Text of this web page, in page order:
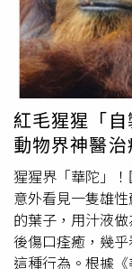
ape in our house
（mama）、「
單字。
黑猩猩同時誕下
莉亞高興起來，
情緒產生任何影
時支持牠們的行
紅毛猩猩「
動物界神醫
猩猩界「華陀」
意外看見一隻雄
的葉子，用汁液
後傷口痊癒，幾
這種行為。根據